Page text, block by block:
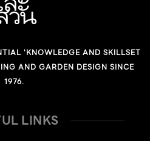
'KNOWLEDGE AND SKILLSET
AND GARDEN DESIGN SINCE
1976.
LINKS